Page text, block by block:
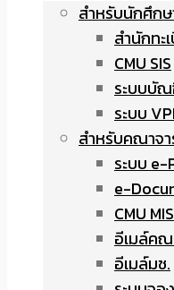
สำหรับนักศึกษ
สำนักทะ
CMU SIS
ระบบบั
ระบบ
สำหรับคณาจ
ระบบ
e-
CMU MIS
อีเมล์คณ
อีเมล์มช.